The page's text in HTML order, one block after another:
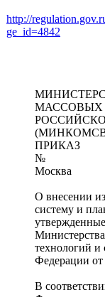
http://
ge_id=4842
ПРИКАЗ
№
Москва
О внесении
систему и
технологий и
Федерации
В